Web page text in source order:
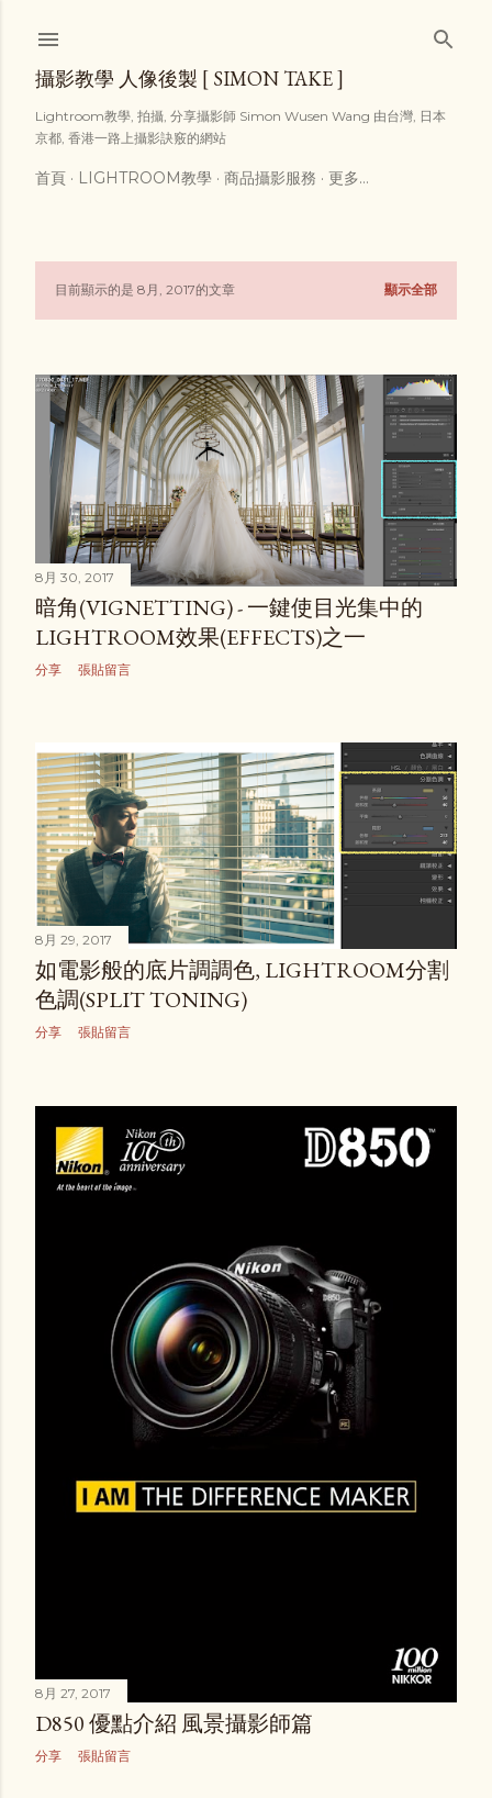
攝影教學 人像後製 [ SIMON TAKE ]
Lightroom教學, 拍攝, 分享攝影師 Simon Wusen Wang 由台灣, 日本
京都, 香港一路上攝影訣竅的網站
首頁 LIGHTROOM教學 商品攝影服務 更多…
發
文
章
目前顯示的是 8月, 2017的文章 顯示全部
8月 30, 2017
暗角(VIGNETTING) - 一鍵使目光集中的
LIGHTROOM效果(EFFECTS)之一
分享 張貼留言
8月 29, 2017
如電影般的底片調調色, LIGHTROOM分割
色調(SPLIT TONING)
分享 張貼留言
8月 27, 2017
D850 優點介紹 風景攝影師篇
分享 張貼留言